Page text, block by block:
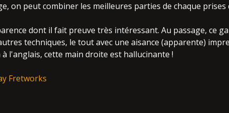
on peut combiner les meilleures parties de chaque
dont il fait preuve très intéressant. Au passage, ce
techniques, le tout avec une aisance (apparente)
l'anglais, cette main droite est hallucinante !
Fretworks